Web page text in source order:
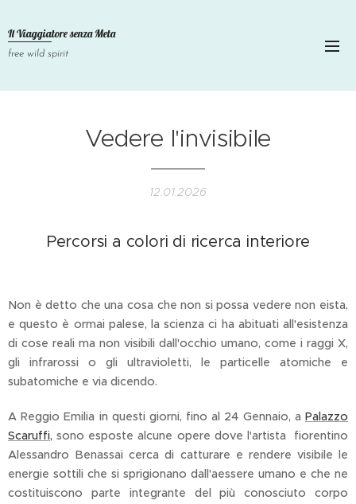
Il Viaggiatore senzaMeta
free wild spirit
Vedere l'invisibile
12.01.2026
Percorsi a colori di ricerca interiore
Non è detto che una cosa che non si possa vedere non eista,
e questo è ormai palese, la scienza ci ha abituati all'esistenza
di cose reali ma non visibili dall'occhio umano, come i raggi X,
gli infrarossi o gli ultravioletti, le particelle atomiche e
subatomiche e via dicendo.
A Reggio Emilia in questi giorni, fino al 24 Gennaio, a Palazzo
Scaruffi, sono esposte alcune opere dove l'artista fiorentino
Alessandro Benassai cerca di catturare e rendere visibile le
energie sottili che si sprigionano dall'aessere umano e che ne
costituiscono parte integrante del più conosciuto corpo